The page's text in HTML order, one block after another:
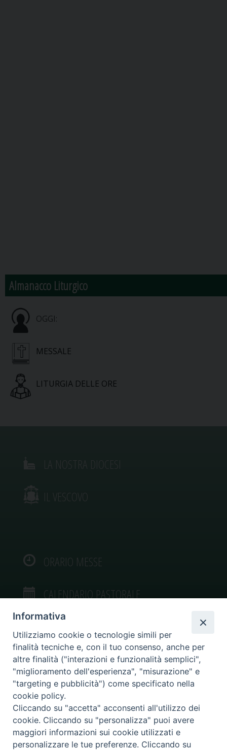
Almanacco Liturgico
OGGI:
MESSALE
LITURGIA DELLE ORE
IL VESCOVO
ORARIO MESSE
CALENDARIO PASTORALE
VIDEOGALLERY
PHOTOGALLERY
Diocesi di Caltagirone
Informativa
Utilizziamo cookie o tecnologie simili per
finalità tecniche e, con il tuo consenso, anche per
altre finalità ("interazioni e funzionalità semplici",
"miglioramento dell'esperienza", "misurazione" e
"targeting e pubblicità") come specificato nella
cookie policy.
Cliccando su "accetta" acconsenti all'utilizzo dei
cookie. Cliccando su "personalizza" puoi avere
maggiori informazioni sui cookie utilizzati e
personalizzare le tue preferenze. Cliccando su